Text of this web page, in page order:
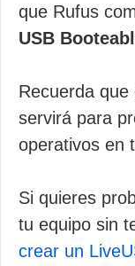
que Rufus
USB
Recuerda
servirá para
operativos en
Si quieres
tu equipo sin
crear un